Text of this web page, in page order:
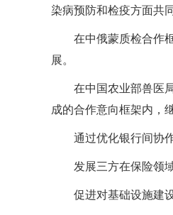
染病预防和检疫方面共
在中俄蒙质检合作
展。
在中国农业部兽医
成的合作意向框架内，
通过优化银行间协
发展三方在保险领
促进对基础设施建